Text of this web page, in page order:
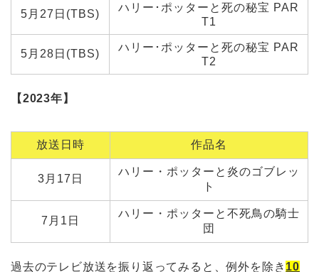
5月27日(TBS)
ハリー･ポッターと死の秘宝 PAR
T1
5月28日(TBS)
ハリー･ポッターと死の秘宝 PAR
T2
【2023年】
放送日時 作品名
3月17日
ハリー・ポッターと炎のゴブレッ
ト
7月1日
ハリー・ポッターと不死鳥の騎士
団
過去のテレビ放送を振り返ってみると、例外を除き 10